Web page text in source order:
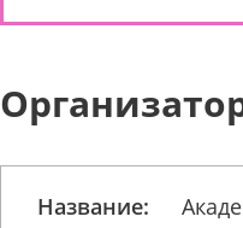
Название: